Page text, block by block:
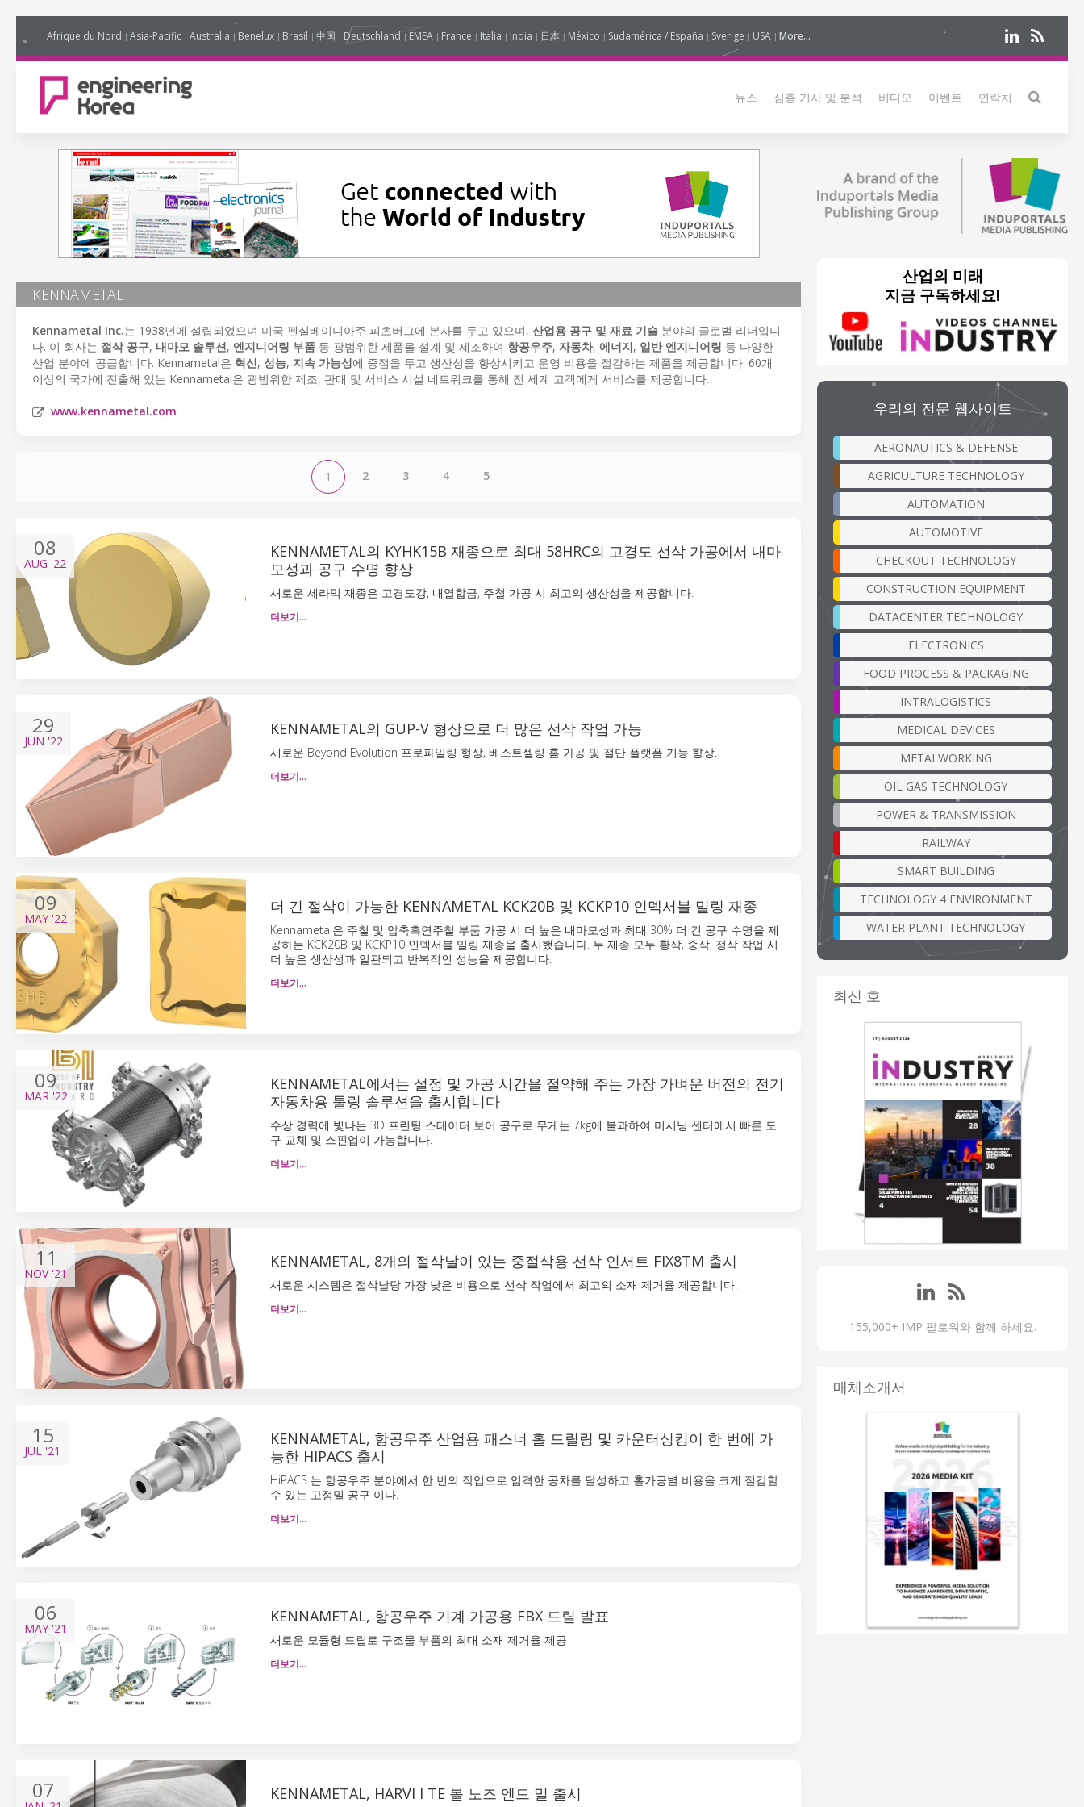
Afrique du Nord Asia-Pacific Australia Benelux Brasil 中国 Deutschland EMEA France Italia India 日本 México Sudamérica / España Sverige USA More...
뉴스 심층 기사 및 분석 비디오 이벤트 연락처
KENNAMETAL
Kennametal Inc.는 1938년에 설립되었으며 미국 펜실베이니아주 피츠버그에 본사를 두고 있으며, 산업용 공구 및 재료 기술 분야의 글로벌 리더입니
다. 이 회사는 절삭 공구, 내마모 솔루션, 엔지니어링 부품 등 광범위한 제품을 설계 및 제조하여 항공우주, 자동차, 에너지, 일반 엔지니어링 등 다양한
산업 분야에 공급합니다. Kennametal은 혁신, 성능, 지속 가능성에 중점을 두고 생산성을 향상시키고 운영 비용을 절감하는 제품을 제공합니다. 60개
이상의 국가에 진출해 있는 Kennametal은 광범위한 제조, 판매 및 서비스 시설 네트워크를 통해 전 세계 고객에게 서비스를 제공합니다.
www.kennametal.com
1 2 3 4 5
08
AUG '22
KENNAMETAL의 KYHK15B 재종으로 최대 58HRC의 고경도 선삭 가공에서 내마
모성과 공구 수명 향상
새로운 세라믹 재종은 고경도강, 내열합금, 주철 가공 시 최고의 생산성을 제공합니다.
더보기…
29
JUN '22
KENNAMETAL의 GUP-V 형상으로 더 많은 선삭 작업 가능
새로운 Beyond Evolution 프로파일링 형상, 베스트셀링 홈 가공 및 절단 플랫폼 기능 향상.
더보기…
09
MAY '22
더 긴 절삭이 가능한 KENNAMETAL KCK20B 및 KCKP10 인덱서블 밀링 재종
Kennametal은 주철 및 압축흑연주철 부품 가공 시 더 높은 내마모성과 최대 30% 더 긴 공구 수명을 제
공하는 KCK20B 및 KCKP10 인덱서블 밀링 재종을 출시했습니다. 두 재종 모두 황삭, 중삭, 정삭 작업 시
더 높은 생산성과 일관되고 반복적인 성능을 제공합니다.
더보기…
09
MAR '22
KENNAMETAL에서는 설정 및 가공 시간을 절약해 주는 가장 가벼운 버전의 전기
자동차용 툴링 솔루션을 출시합니다
수상 경력에 빛나는 3D 프린팅 스테이터 보어 공구로 무게는 7kg에 불과하여 머시닝 센터에서 빠른 도
구 교체 및 스핀업이 가능합니다.
더보기…
11
NOV'21
KENNAMETAL, 8개의 절삭날이 있는 중절삭용 선삭 인서트 FIX8TM 출시
새로운 시스템은 절삭날당 가장 낮은 비용으로 선삭 작업에서 최고의 소재 제거율 제공합니다.
더보기…
15
JUL '21
KENNAMETAL, 항공우주 산업용 패스너 홀 드릴링 및 카운터싱킹이 한 번에 가
능한 HIPACS 출시
HiPACS 는 항공우주 분야에서 한 번의 작업으로 엄격한 공차를 달성하고 홀가공별 비용을 크게 절감할
수 있는 고정밀 공구 이다.
더보기…
06
MAY '21
KENNAMETAL, 항공우주 기계 가공용 FBX 드릴 발표
새로운 모듈형 드릴로 구조물 부품의 최대 소재 제거율 제공
더보기…
07 KENNAMETAL, HARVI I TE 볼 노즈 엔드 밀 출시
산업의 미래
지금 구독하세요!
우리의 전문 웹사이트
AERONAUTICS & DEFENSE
AGRICULTURE TECHNOLOGY
AUTOMATION
AUTOMOTIVE
CHECKOUT TECHNOLOGY
CONSTRUCTION EQUIPMENT
DATACENTER TECHNOLOGY
ELECTRONICS
FOOD PROCESS & PACKAGING
INTRALOGISTICS
MEDICAL DEVICES
METALWORKING
OIL GAS TECHNOLOGY
POWER & TRANSMISSION
RAILWAY
SMART BUILDING
TECHNOLOGY 4 ENVIRONMENT
WATER PLANT TECHNOLOGY
최신 호
155,000+ IMP 팔로워와 함께 하세요.
매체소개서